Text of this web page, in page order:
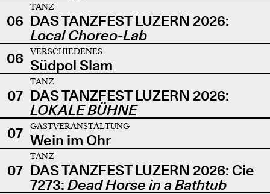
06
TANZ
DAS TANZFEST LUZERN 2026:
Local Choreo-Lab
06
VERSCHIEDENES
Südpol Slam
07
TANZ
DAS TANZFEST LUZERN 2026:
LOKALE BÜHNE
07
GASTVERANSTALTUNG
Wein im Ohr
07
TANZ
DAS TANZFEST LUZERN 2026: Cie
7273: Dead Horse in a Bathtub